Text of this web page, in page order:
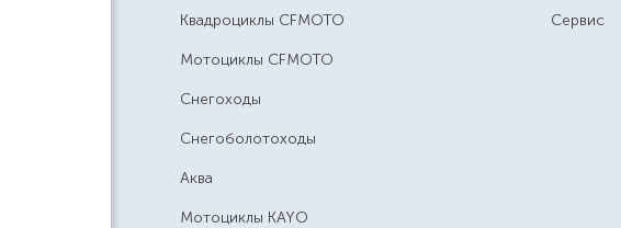
Квадроциклы CFMOTO
Мотоциклы CFMOTO
Снегоходы
Снегоболотоходы
Аква
Мотоциклы KAYO
Сервис